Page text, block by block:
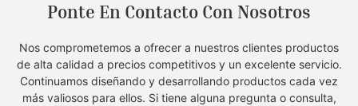
Ponte En Contacto Con Nosotros
Nos comprometemos a ofrecer a nuestros clientes productos
de alta calidad a precios competitivos y un excelente servicio.
Continuamos diseñando y desarrollando productos cada vez
más valiosos para ellos. Si tiene alguna pregunta o consulta,